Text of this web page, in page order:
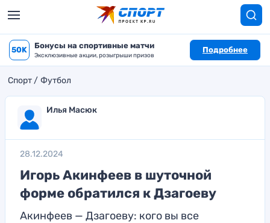
50K Бонусы на спортивные матчи
Эксклюзивные акции, розыгрыши призов
Подробнее
Спорт Футбол
Илья Масюк
28.12.2024
Игорь Акинфеев в шуточной
форме обратился к Дзагоеву
Акинфеев — Дзагоеву: кого вы все